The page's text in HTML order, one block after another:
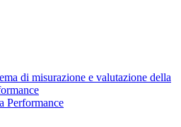
di misurazione e valutazione della
Performance